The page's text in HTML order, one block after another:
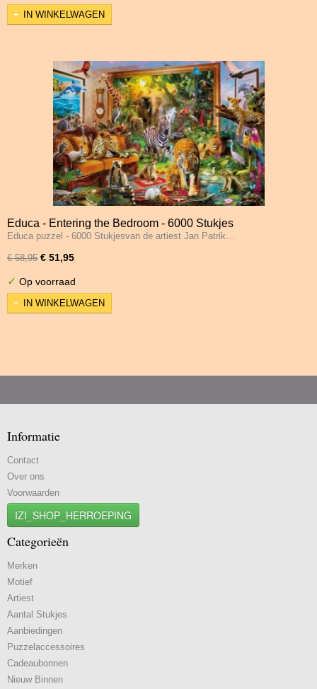
IN WINKELWAGEN
Educa - Entering the Bedroom - 6000 Stukjes
Educa puzzel - 6000 Stukjesvan de artiest Jan Patrik…
€ 58,95 € 51,95
✓ Op voorraad
IN WINKELWAGEN
Informatie
Contact
Over ons
Voorwaarden
IZI_SHOP_HERROEPING
Categorieën
Merken
Motief
Artiest
Aantal Stukjes
Aanbiedingen
Puzzelaccessoires
Cadeaubonnen
Nieuw Binnen